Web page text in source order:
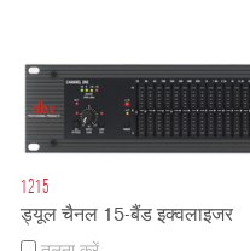
1215
ड्यूल चैनल 15-बैंड इक्वलाइजर